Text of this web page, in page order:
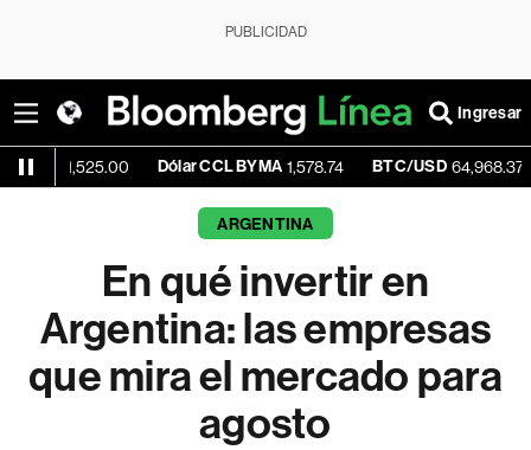
PUBLICIDAD
Ingresar
Dólar CCL BYMA 1,578.74 BTC/USD 64,968.37 -0.10%
ARGENTINA
En qué invertir en
Argentina: las empresas
que mira el mercado para
agosto